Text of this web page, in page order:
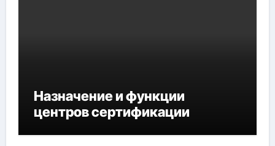
Назначение и функции
центров сертификации